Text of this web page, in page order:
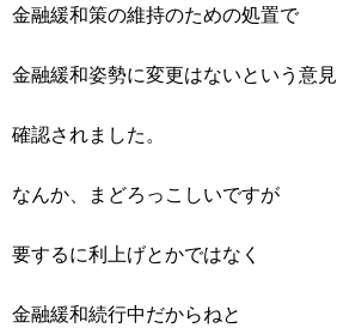
金融緩和策の維持のための処置で
金融緩和姿勢に変更はないという意
確認されました。
なんか、まどろっこしいですが
要するに利上げとかではなく
金融緩和続行中だからねと